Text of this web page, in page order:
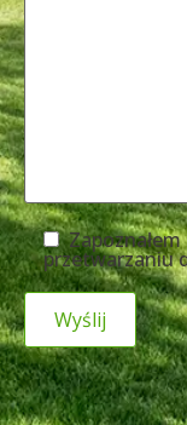
przetwarzaniu